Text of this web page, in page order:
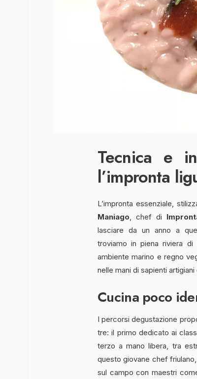
Tecnica e
l’impronta
L’impronta essenziale,
Maniago , chef di
lasciare da un anno a
troviamo in piena riviera
ambiente marino e regno
nelle mani di sapienti
Cucina poco
I percorsi degustazione
tre: il primo dedicato ai
terzo a mano libera, tra
questo giovane chef
sul campo con maestri